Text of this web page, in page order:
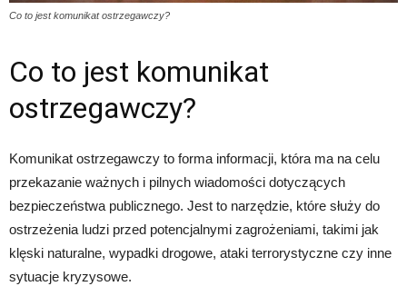
Co to jest komunikat ostrzegawczy?
Co to jest komunikat
ostrzegawczy?
Komunikat ostrzegawczy to forma informacji, która ma na celu
przekazanie ważnych i pilnych wiadomości dotyczących
bezpieczeństwa publicznego. Jest to narzędzie, które służy do
ostrzeżenia ludzi przed potencjalnymi zagrożeniami, takimi jak
klęski naturalne, wypadki drogowe, ataki terrorystyczne czy inne
sytuacje kryzysowe.